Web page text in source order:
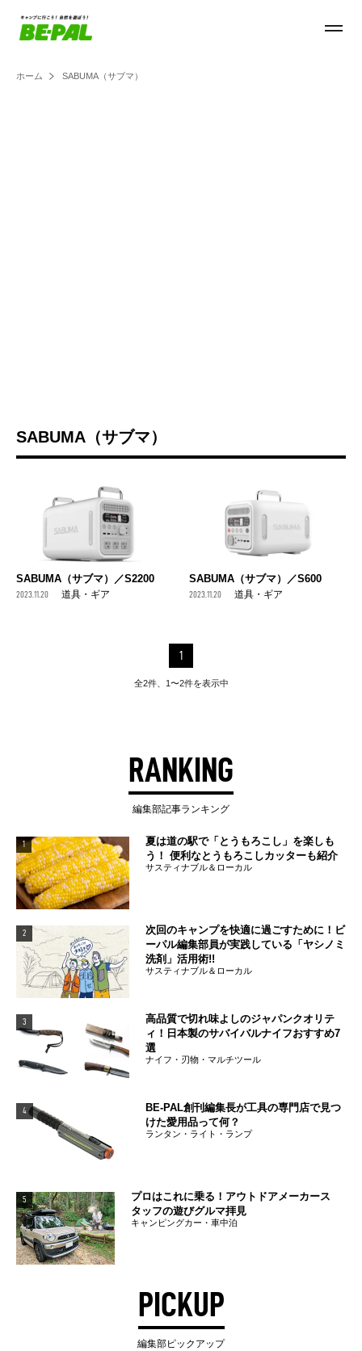
ホーム SABUMA（サブマ）
SABUMA（サブマ）
SABUMA（サブマ）／S2200
2023.11.20 道具・ギア
SABUMA（サブマ）／S600
2023.11.20 道具・ギア
1
全2件、1〜2件を表示中
RANKING
編集部記事ランキング
1
夏は道の駅で「とうもろこし」を楽しも
う！ 便利なとうもろこしカッターも紹介
サスティナブル＆ローカル
2
次回のキャンプを快適に過ごすために！ビ
ーパル編集部員が実践している「ヤシノミ
洗剤」活用術!!
サスティナブル＆ローカル
3
高品質で切れ味よしのジャパンクオリテ
ィ！日本製のサバイバルナイフおすすめ7
選
ナイフ・刃物・マルチツール
4
BE-PAL創刊編集長が工具の専門店で見つ
けた愛用品って何？
ランタン・ライト・ランプ
5
プロはこれに乗る！アウトドアメーカース
タッフの遊びグルマ拝見
キャンピングカー・車中泊
PICKUP
編集部ピックアップ